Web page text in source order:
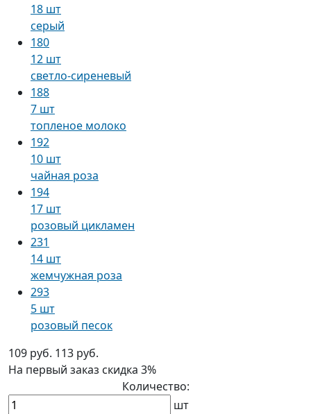
18 шт
серый
180
12 шт
светло-сиреневый
188
7 шт
топленое молоко
192
10 шт
чайная роза
194
17 шт
розовый цикламен
231
14 шт
жемчужная роза
293
5 шт
розовый песок
109 руб. 113 руб.
На первый заказ скидка 3%
Количество:
шт